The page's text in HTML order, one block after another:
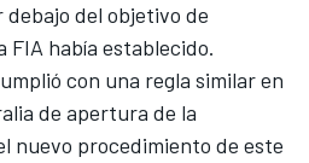
del objetivo de
FIA había establecido.
con una regla similar en
de apertura de la
nuevo procedimiento de este